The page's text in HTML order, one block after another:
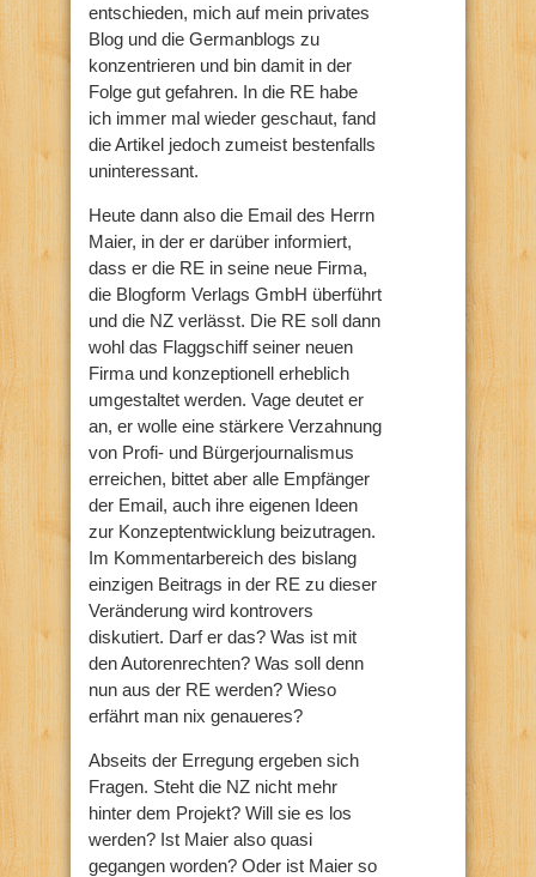
entschieden, mich auf mein privates
Blog und die Germanblogs zu
konzentrieren und bin damit in der
Folge gut gefahren. In die RE habe
ich immer mal wieder geschaut, fand
die Artikel jedoch zumeist bestenfalls
uninteressant.
Heute dann also die Email des Herrn
Maier, in der er darüber informiert,
dass er die RE in seine neue Firma,
die Blogform Verlags GmbH überführt
und die NZ verlässt. Die RE soll dann
wohl das Flaggschiff seiner neuen
Firma und konzeptionell erheblich
umgestaltet werden. Vage deutet er
an, er wolle eine stärkere Verzahnung
von Profi- und Bürgerjournalismus
erreichen, bittet aber alle Empfänger
der Email, auch ihre eigenen Ideen
zur Konzeptentwicklung beizutragen.
Im Kommentarbereich des bislang
einzigen Beitrags in der RE zu dieser
Veränderung wird kontrovers
diskutiert. Darf er das? Was ist mit
den Autorenrechten? Was soll denn
nun aus der RE werden? Wieso
erfährt man nix genaueres?
Abseits der Erregung ergeben sich
Fragen. Steht die NZ nicht mehr
hinter dem Projekt? Will sie es los
werden? Ist Maier also quasi
gegangen worden? Oder ist Maier so